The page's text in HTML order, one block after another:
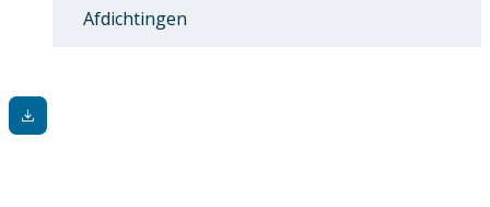
Afdichtingen